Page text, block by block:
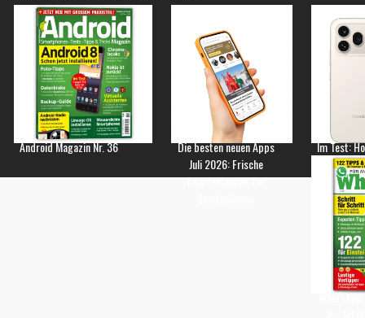
Android Magazin Nr. 36
Die besten neuen Apps
Juli 2026: Frische
Empfehlungen für
Im Test: